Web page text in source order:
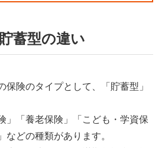
蓄型の違い
保険のタイプとして、「貯蓄型」
」「養老保険」「こども・学資保
などの種類があります。